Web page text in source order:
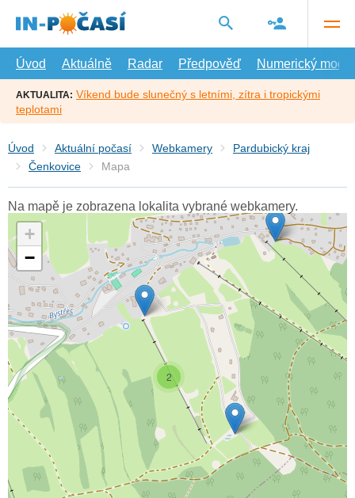
hlavní
Úvod
Aktuálně Radar Předpověď Numerický model
AKTUALITA: Víkend bude slunečný s letními, zítra i tropickými
teplotami
Úvod Aktuální počasí Webkamery
Pardubický kraj
Čenkovice
Mapa
Na mapě je zobrazena lokalita vybrané webkamery.
2
+
−